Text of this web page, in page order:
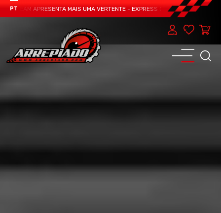
PT
TEAM APRESENTA MAIS UMA VERTENTE - EXPRESS CAR SERVICE,